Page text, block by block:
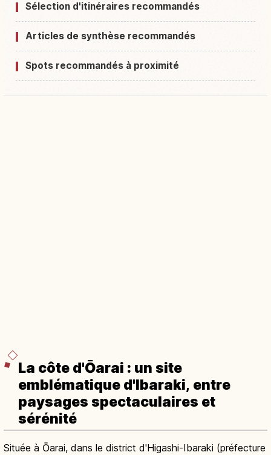
Sélection d'itinéraires recommandés
Articles de synthèse recommandés
Spots recommandés à proximité
La côte d'Ōarai : un site
emblématique d'Ibaraki, entre
paysages spectaculaires et
sérénité
Située à Ōarai, dans le district d'Higashi-Ibaraki (préfecture